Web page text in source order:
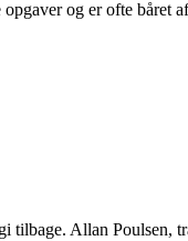
og er ofte
tilbage. Allan